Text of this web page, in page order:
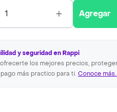
1 Agregar
y seguridad en Rappi
los mejores precios,
más practico para ti. Conoce